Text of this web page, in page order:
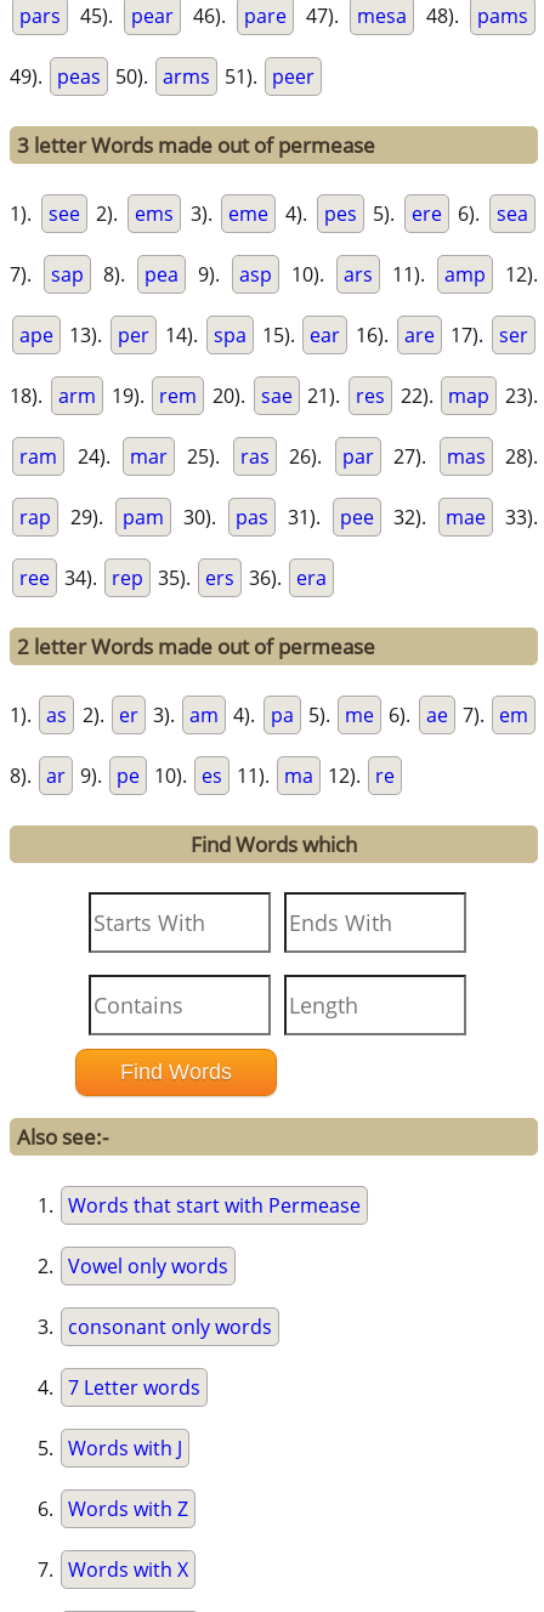
pars 45). pear 46). pare 47). mesa 48). pams
49). peas 50). arms 51). peer
3 letter Words made out of permease
1). see 2). ems 3). eme 4). pes 5). ere 6). sea
7). sap 8). pea 9). asp 10). ars 11). amp 12).
ape 13). per 14). spa 15). ear 16). are 17). ser
18). arm 19). rem 20). sae 21). res 22). map 23).
ram 24). mar 25). ras 26). par 27). mas 28).
rap 29). pam 30). pas 31). pee 32). mae 33).
ree 34). rep 35). ers 36). era
2 letter Words made out of permease
1). as 2). er 3). am 4). pa 5). me 6). ae 7). em
8). ar 9). pe 10). es 11). ma 12). re
Find Words which
Also see:-
Words that start with Permease
Vowel only words
consonant only words
7 Letter words
Words with J
Words with Z
Words with X